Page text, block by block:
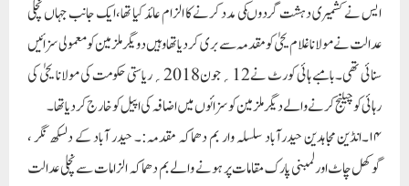
ایس نے کشمیری دہشت گردوںکی مدد کرنے کا الزام عائد کیا تھا، ایک جانب جہاں نچلی
عدالت نے مولانا غلام یحیٰ کو مقدمہ سے بری کردیا تھا وہیں دویگر ملزمین کو معمولی سزائیں
سنائی تھی۔بامبے ہائی کورٹ نے12؍جون2018؍ ریاستی حکومت کی مولانا یحیٰ کی
رہائی کو چیلنج کرنے والے دیگر ملزمین کو سزائوں میں اضافہ کی اپیل کو خارج کردیا تھا۔
۱۴۔انڈین مجاہدین حیدرآباد سلسلہ وار بم دھماکہ مقدمہ:۔ حیدر آباد کے دلسکھ نگر ،
گوکھل چاٹ اور لمبنی پارک مقامات پر ہونے والے بم دھماکہ الزامات سے نچلی عدالت